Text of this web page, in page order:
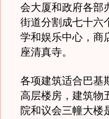
会大厦和政府各部
街道分割成七十六
学和娱乐中心，商
座清真寺。
各项建筑适合巴基
高层楼房，建筑物
院和议会三幢大楼